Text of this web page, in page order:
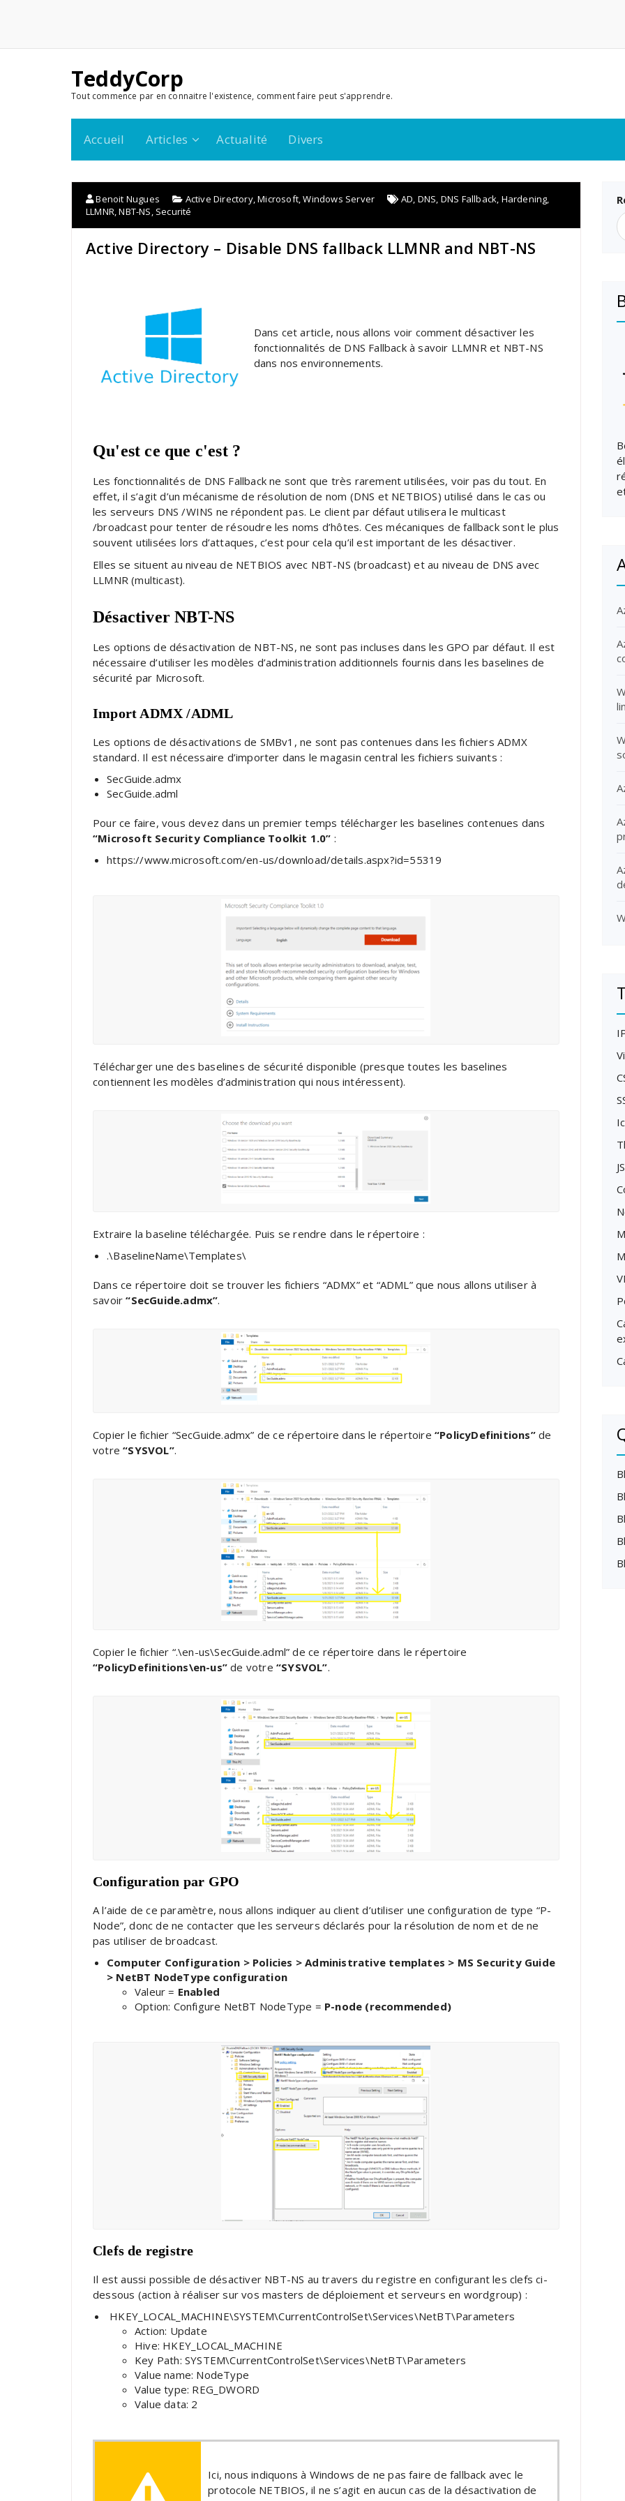
TeddyCorp
Tout commence par en connaitre l'existence, comment faire peut s'apprendre.
Accueil Articles Actualité Divers
Benoit Nugues Active Directory,Microsoft,Windows Server AD, DNS, DNS Fallback, Hardening,
LLMNR,NBT-NS, Securité
Active Directory – Disable DNS fallback LLMNR and NBT-NS
Dans cet article, nous allons voir comment désactiver les
fonctionnalités de DNS Fallback à savoir LLMNR et NBT-NS
dans nos environnements.
Qu'est ce que c'est ?
Les fonctionnalités de DNS Fallback ne sont que très rarement utilisées, voir pas du tout. En
effet, il s’agit d’un mécanisme de résolution de nom (DNS et NETBIOS) utilisé dans le cas ou
les serveurs DNS /WINS ne répondent pas. Le client par défaut utilisera le multicast
/broadcast pour tenter de résoudre les noms d’hôtes. Ces mécaniques de fallback sont le plus
souvent utilisées lors d’attaques, c’est pour cela qu’il est important de les désactiver.
Elles se situent au niveau de NETBIOS avec NBT-NS (broadcast) et au niveau de DNS avec
LLMNR (multicast).
Désactiver NBT-NS
Les options de désactivation de NBT-NS, ne sont pas incluses dans les GPO par défaut. Il est
nécessaire d’utiliser les modèles d’administration additionnels fournis dans les baselines de
sécurité par Microsoft.
Import ADMX /ADML
Les options de désactivations de SMBv1, ne sont pas contenues dans les fichiers ADMX
standard. Il est nécessaire d’importer dans le magasin central les fichiers suivants :
SecGuide.admx
SecGuide.adml
Pour ce faire, vous devez dans un premier temps télécharger les baselines contenues dans
“Microsoft Security Compliance Toolkit 1.0” :
https://www.microsoft.com/en-us/download/details.aspx?id=55319
Télécharger une des baselines de sécurité disponible (presque toutes les baselines
contiennent les modèles d’administration qui nous intéressent).
Extraire la baseline téléchargée. Puis se rendre dans le répertoire :
.\BaselineName\Templates\
Dans ce répertoire doit se trouver les fichiers “ADMX” et “ADML” que nous allons utiliser à
savoir“SecGuide.admx”.
Copier le fichier “SecGuide.admx” de ce répertoire dans le répertoire “PolicyDefinitions”de
votre“SYSVOL”.
Copier le fichier “.\en-us\SecGuide.adml” de ce répertoire dans le répertoire
“PolicyDefinitions\en-us” de votre “SYSVOL”.
Configuration par GPO
A l’aide de ce paramètre, nous allons indiquer au client d’utiliser une configuration de type “P-
Node”, donc de ne contacter que les serveurs déclarés pour la résolution de nom et de ne
pas utiliser de broadcast.
Computer Configuration > Policies > Administrative templates > MS Security Guide
> NetBT NodeType configuration
Valeur = Enabled
Option: Configure NetBT NodeType = P-node (recommended)
Clefs de registre
Il est aussi possible de désactiver NBT-NS au travers du registre en configurant les clefs ci-
dessous (action à réaliser sur vos masters de déploiement et serveurs en wordgroup) :
HKEY_LOCAL_MACHINE\SYSTEM\CurrentControlSet\Services\NetBT\Parameters
Action: Update
Hive: HKEY_LOCAL_MACHINE
Key Path: SYSTEM\CurrentControlSet\Services\NetBT\Parameters
Value name: NodeType
Value type: REG_DWORD
Value data: 2
Ici, nous indiquons à Windows de ne pas faire de fallback avec le
protocole NETBIOS, il ne s’agit en aucun cas de la désactivation de